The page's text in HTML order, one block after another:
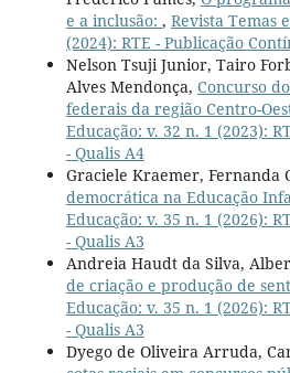
e a inclusão: , Revista Temas
(2024): RTE - Publicação
Nelson Tsuji Junior, Tairo
Alves Mendonça, Concurso
federais da região Centro-
Educação: v. 32 n. 1 (2023):
- Qualis A4
Graciele Kraemer, Fernanda
democrática na Educação
Educação: v. 35 n. 1 (2026):
- Qualis A3
Andreia Haudt da Silva,
de criação e produção de
Educação: v. 35 n. 1 (2026):
- Qualis A3
Dyego de Oliveira Arruda,